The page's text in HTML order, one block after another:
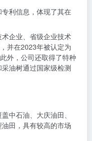
专利信息，体现了其在
术企业、省级企业技术
并在2023年被认定为
外，公司还取得了特种
油树通过国家级检测
中石油、大庆油田、
田，具有较高的市场